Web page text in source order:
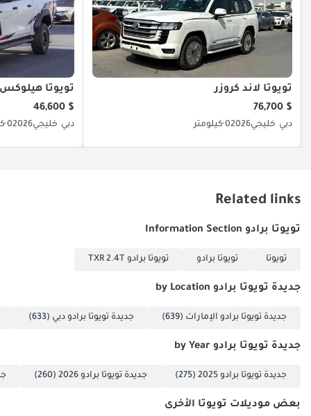
تويوتا لاند كروزر
$ 76,700
دبي خليجي20260 كيلومتر
تويوتا هيلوكس
$ 46,600
دبي خليجي20260 كيلومتر
Related links
تويوتا برادو Information Section
تويوتا تويوتا برادو تويوتا برادو TXR 2.4T
جديدة تويوتا برادو by Location
جديدة تويوتا برادو الإمارات (639) جديدة تويوتا برادو دبي (633)
جديدة تويوتا برادو by Year
جديدة تويوتا برادو 2025 (275) جديدة تويوتا برادو 2026 (260)
بعض موديلات تويوتا الأخرى
عملية، قوية، وذات قيمة سوقية ثابتة؛ شراء Prado 2025 بمحرك ديزل وفئة
TXR هو استثمار مضمون يجمع بين راحة البال والأداء العالي لسنوات
تم إنشاء هذه الإحصاءات بواسطة الذكاء الاصطناعي اعتماداً على بيانات
خبراء السوق. يُرجى دائماً فحص السيارة قبل الشراء.